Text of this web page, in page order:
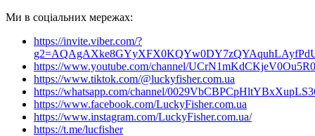
Ми в соціальних мережах:
https://invite.viber.com/?
https://www.youtube.com/channel/
https://www.tiktok.com/@luckyfisher.com.ua
https://whatsapp.com/channel/
https://www.facebook.com/LuckyFisher.com.ua
https://www.instagram.com/LuckyFisher.com.ua/
https://t.me/lucfisher